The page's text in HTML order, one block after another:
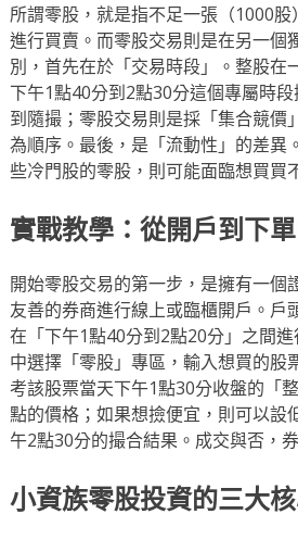
所謂零股，就是指不足一張（1000
進行買賣。而零股交易則是在另一個
別，首先在於「交易時段」。整股
下午1點40分到2點30分這個專屬時
到隨撮；零股交易則是採「集合競
為順序。最後，是「流動性」的差異
些冷門股的零股，則可能面臨想買買
實戰教學：從開戶到下
開始零股交易的第一步，是擁有一個
友善的券商進行線上或臨櫃開戶。
在「下午1點40分到2點20分」之間
中選擇「零股」專區，輸入想買的
考該股票當天下午1點30分收盤的「
點的價格；如果想撿便宜，則可以設
午2點30分的撮合結果。成交與否，
小資族零股投資的三大